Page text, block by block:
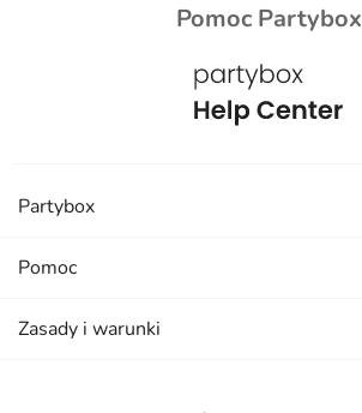
Pomoc Partybox
Partybox
Pomoc
Zasady i warunki